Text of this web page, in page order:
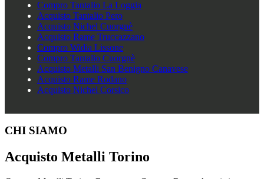
Compro Tantalio La Loggia
Acquisto Tantalio Pero
Acquisto Nichel Cuorgnè
Acquisto Rame Truccazzano
Compro Widia Lissone
Compro Tantalio Cuorgnè
Acquisto Metalli San Benigno Canavese
Acquisto Rame Rodano
Acquisto Nichel Corsico
Footer
CHI SIAMO
Acquisto Metalli Torino